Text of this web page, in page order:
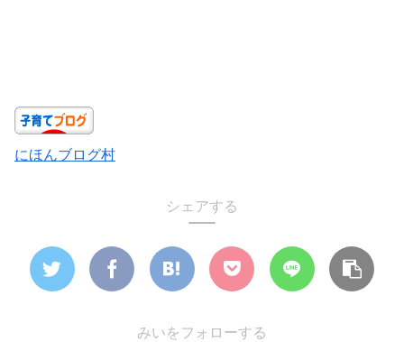
にほんブログ村
シェアする
みいをフォローする